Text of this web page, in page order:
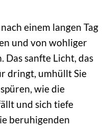
einem langen Tag
und von wohliger
Das sanfte Licht, das
dringt, umhüllt Sie
wie die
und sich tiefe
beruhigenden